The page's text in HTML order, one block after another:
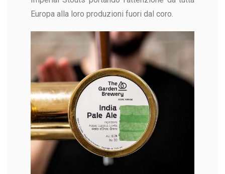
Europa alla loro produzioni fuori dal coro.